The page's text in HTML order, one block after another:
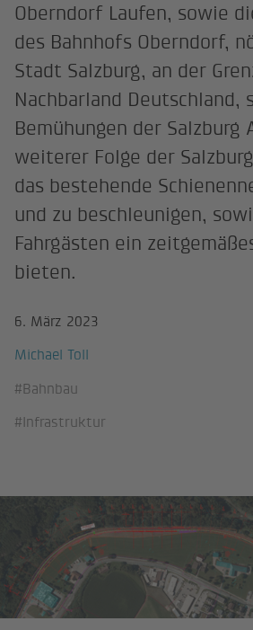
Oberndorf Laufen, sowie
des Bahnhofs Oberndorf,
Stadt Salzburg, an der
Nachbarland Deutschland,
Bemühungen der Salzburg
weiterer Folge der
das bestehende
und zu beschleunigen,
Fahrgästen ein
bieten.
6. März 2023
Michael Toll
#Bahnbau
#Infrastruktur